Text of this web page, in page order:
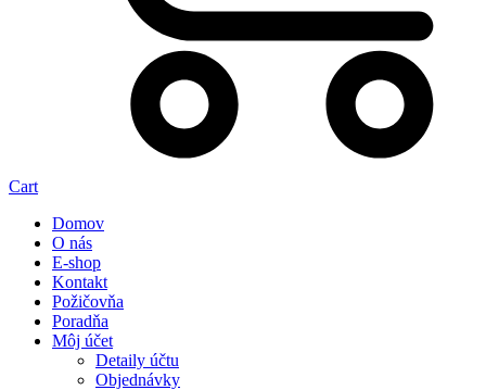
Cart
Domov
O nás
E-shop
Kontakt
Požičovňa
Poradňa
Môj účet
Detaily účtu
Objednávky